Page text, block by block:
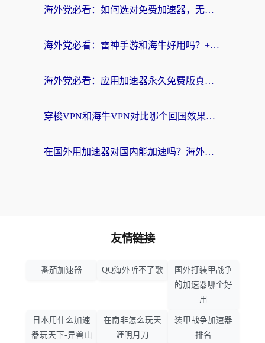
海外党必看：如何选对免费加速器，无缝访问国内资源不踩坑？
海外党必看：雷神手游和海牛好用吗？+3款热门加速器实测对比，附番茄加速器无缝回国指南
海外党必看：应用加速器永久免费版真的存在吗？教你选对回国加速器无缝刷国内资源
穿梭VPN和海牛VPN对比哪个回国效果更好？海外华人亲测3款热门加速器+避坑指南
在国外用加速器对国内能加速吗？海外党亲测有效的无缝访问指南
友情链接
番茄加速器 QQ海外听不了歌
国外打装甲战争
的加速器哪个好
用
日本用什么加速
器玩天下-异兽山
在南非怎么玩天
涯明月刀
装甲战争加速器
排名